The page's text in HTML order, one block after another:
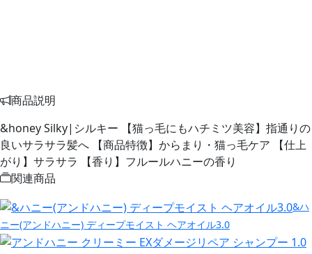
商品説明
&honey Silky|シルキー 【猫っ毛にもハチミツ美容】指通りの
良いサラサラ髪へ 【商品特徴】からまり・猫っ毛ケア 【仕上
がり】サラサラ 【香り】フルールハニーの香り
関連商品
&ハ
ニー(アンドハニー) ディープモイスト ヘアオイル3.0